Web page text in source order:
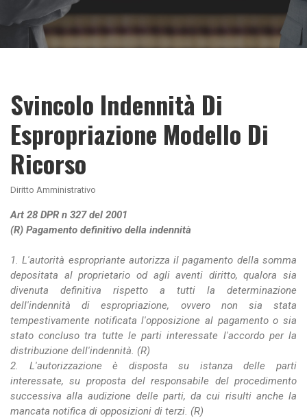
Svincolo Indennità Di
Espropriazione Modello Di
Ricorso
Diritto Amministrativo
Art 28 DPR n 327 del 2001
(R) Pagamento definitivo della indennità
1. L'autorità espropriante autorizza il pagamento della somma
depositata al proprietario od agli aventi diritto, qualora sia
divenuta definitiva rispetto a tutti la determinazione
dell'indennità di espropriazione, ovvero non sia stata
tempestivamente notificata l'opposizione al pagamento o sia
stato concluso tra tutte le parti interessate l'accordo per la
distribuzione dell'indennità. (R)
2. L'autorizzazione è disposta su istanza delle parti
interessate, su proposta del responsabile del procedimento
successiva alla audizione delle parti, da cui risulti anche la
mancata notifica di opposizioni di terzi. (R)